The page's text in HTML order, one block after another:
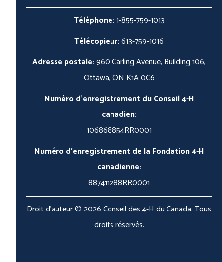
Téléphone:1-855-759-1013
Télécopieur:613-759-1016
Adresse postale:960 Carling Avenue, Building 106,
Ottawa, ON K1A 0C6
Numéro d'enregistrement du Conseil 4-H
canadien:
106868854RR0001
Numéro d'enregistrement de la Fondation 4-H
canadienne:
887411288RR0001
Droit d'auteur © 2026 Conseil des 4-H du Canada. Tous
droits réservés.